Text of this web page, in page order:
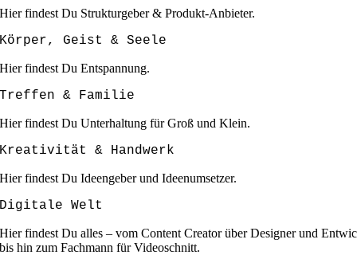
Hier findest Du Strukturgeber & Produkt-Anbieter.
Körper, Geist & Seele
Hier findest Du Entspannung.
Treffen & Familie
Hier findest Du Unterhaltung für Groß und Klein.
Kreativität & Handwerk
Hier findest Du Ideengeber und Ideenumsetzer.
Digitale Welt
Hier findest Du alles – vom Content Creator über Designer und
bis hin zum Fachmann für Videoschnitt.